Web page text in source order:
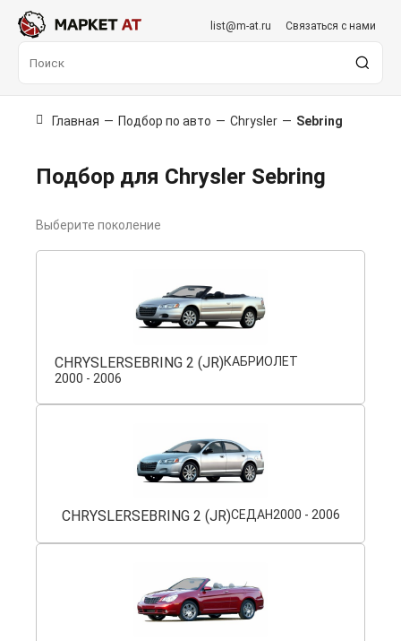
list@m-at.ru Связаться с нами
Главная — Подбор по авто — Chrysler — Sebring
Подбор для Chrysler Sebring
Выберите поколение
CHRYSLERSEBRING 2 (JR)КАБРИОЛЕТ
2000 - 2006
CHRYSLERSEBRING 2 (JR)СЕДАН2000 - 2006